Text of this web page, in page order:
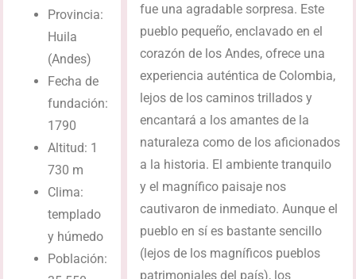
Provincia:
Huila
(Andes)
Fecha de
fundación:
1790
Altitud: 1
730 m
Clima:
templado
y húmedo
Población:
fue una agradable sorpresa. Este
pueblo pequeño, enclavado en el
corazón de los Andes, ofrece una
experiencia auténtica de Colombia,
lejos de los caminos trillados y
encantará a los amantes de la
naturaleza como de los aficionados
a la historia. El ambiente tranquilo
y el magnífico paisaje nos
cautivaron de inmediato. Aunque el
pueblo en sí es bastante sencillo
(lejos de los magníficos pueblos
patrimoniales del país), los